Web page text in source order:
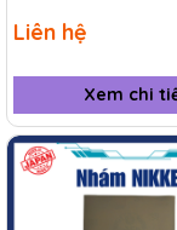
Liên hệ
Xem chi